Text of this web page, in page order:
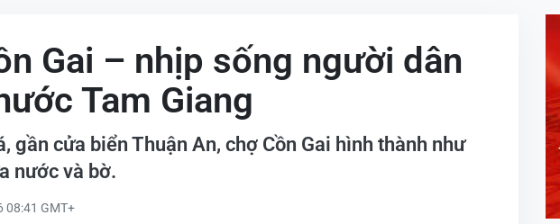
Gai – nhịp sống người dân
Tam Giang
gần cửa biển Thuận An, chợ Cồn Gai hình thành như
nước và bờ.
GMT+